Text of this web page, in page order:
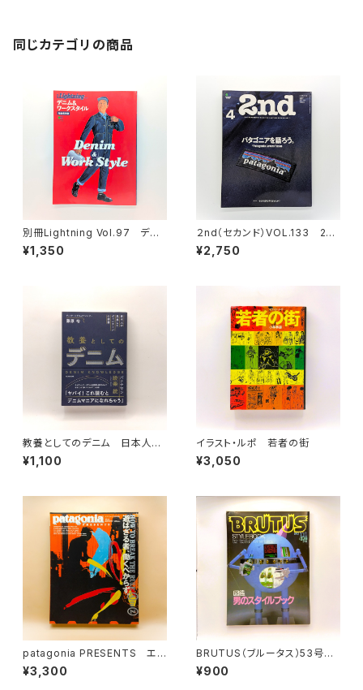
同じカテゴリの商品
別冊Lightning Vol.97 デニ
ム＆ワークスタイル
¥1,350
２nd（セカンド）VOL.133 201
8年4月号 パタゴニアを語ろう
¥2,750
教養としてのデニム 日本人が
見出したヴィンテージの価値
¥1,100
イラスト・ルポ 若者の街
¥3,050
patagonia PRESENTS エス
クァイア日本版 1998年10月号
臨時増刊 HOW TO BREAK
¥3,300
BRUTUS（ブルータス）53号
図鑑 男のスタイルブック 198
2年11月1日
¥900